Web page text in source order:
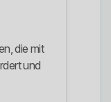
die mit
und